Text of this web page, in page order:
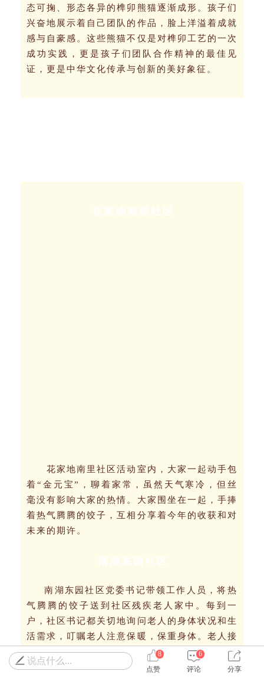
态可掬、形态各异的榫卯熊猫逐渐成形。孩子们
兴奋地展示着自己团队的作品，脸上洋溢着成就
感与自豪感。这些熊猫不仅是对榫卯工艺的一次
成功实践，更是孩子们团队合作精神的最佳见
证，更是中华文化传承与创新的美好象征。
花家地南里社区活动室内，大家一起动手包
着“金元宝”，聊着家常，虽然天气寒冷，但丝
毫没有影响大家的热情。大家围坐在一起，手捧
着热气腾腾的饺子，互相分享着今年的收获和对
未来的期许。
南湖东园社区党委书记带领工作人员，将热
气腾腾的饺子送到社区残疾老人家中。每到一
户，社区书记都关切地询问老人的身体状况和生
活需求，叮嘱老人注意保暖，保重身体。老人接
过饺子，感动不已，连声道谢。这份特殊的新春
礼物，让老人们在寒冬中感受到了社区大家庭的
说点什么...
8
点赞
6
评论
分享